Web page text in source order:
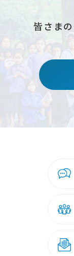
皆さま